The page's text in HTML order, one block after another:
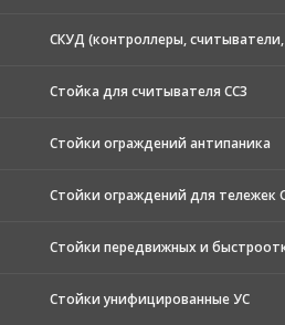
СКУД (контроллеры,
Стойка для считывателя СС3
Стойки ограждений антипаника
Стойки ограждений для тележек
Стойки передвижных и
Стойки унифицированные УС